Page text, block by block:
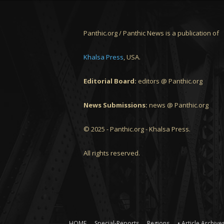
Panthic.org / Panthic News is a publication of
Khalsa Press, USA.
Editorial Board: editors @ Panthic.org
News Submissions: news @ Panthic.org
© 2025 - Panthic.org - Khalsa Press.
All rights reserved.